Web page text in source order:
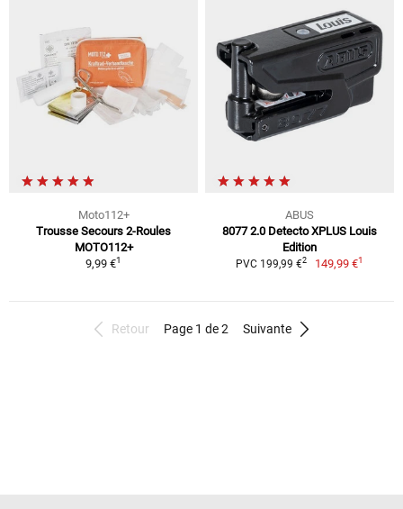
Moto112+
Trousse Secours 2-Roules
MOTO112+
9,99 €1
ABUS
8077 2.0 Detecto XPLUS Louis
Edition
PVC 199,99 €2 149,99 €1
Retour Page 1 de 2 Suivante